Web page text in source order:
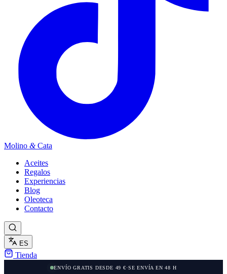
Molino &Cata
Aceites
Regalos
Experiencias
Blog
Oleoteca
Contacto
ES
Tienda
ENVÍO GRATIS DESDE 49 €·SE ENVÍA EN 48 H